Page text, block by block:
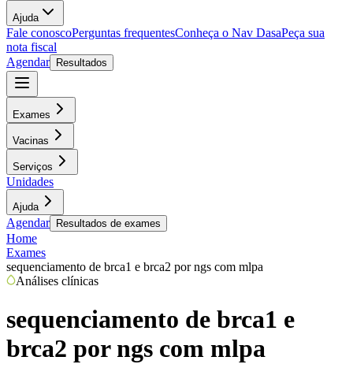
Ajuda
Fale conoscoPerguntas frequentesConheça o Nav DasaPeça sua
nota fiscal
Agendar
Resultados
Exames
Vacinas
Serviços
Unidades
Ajuda
Agendar Resultados de exames
Home
Exames
sequenciamento de brca1 e brca2 por ngs com mlpa
Análises clínicas
sequenciamento de brca1 e
brca2 por ngs com mlpa